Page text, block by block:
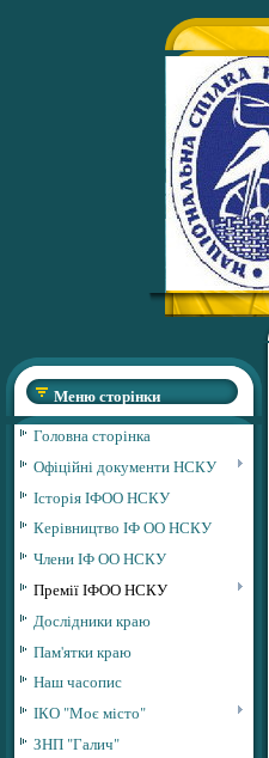
Меню сторінки
Головна сторінка
Офіційні документи НСКУ
Історія ІФОО НСКУ
Керівництво ІФ ОО НСКУ
Члени ІФ ОО НСКУ
Премії ІФОО НСКУ
Дослідники краю
Пам'ятки краю
Наш часопис
ІКО "Моє місто"
ЗНП "Галич"